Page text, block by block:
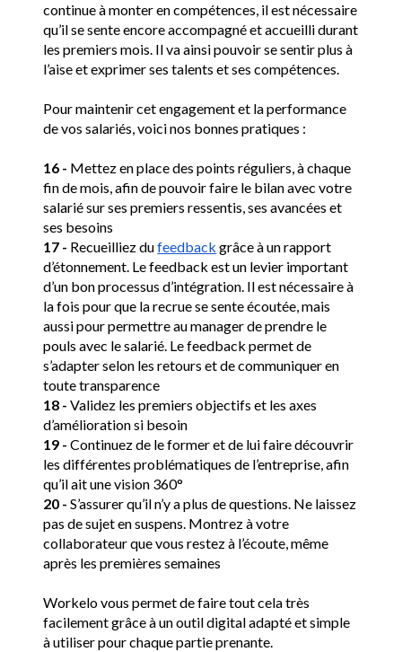
continue à monter en compétences, il est nécessaire
qu’il se sente encore accompagné et accueilli durant
les premiers mois. Il va ainsi pouvoir se sentir plus à
l’aise et exprimer ses talents et ses compétences.
Pour maintenir cet engagement et la performance
de vos salariés, voici nos bonnes pratiques :
16 - Mettez en place des points réguliers, à chaque
fin de mois, afin de pouvoir faire le bilan avec votre
salarié sur ses premiers ressentis, ses avancées et
ses besoins
17 - Recueilliez du feedback grâce à un rapport
d’étonnement. Le feedback est un levier important
d’un bon processus d’intégration. Il est nécessaire à
la fois pour que la recrue se sente écoutée, mais
aussi pour permettre au manager de prendre le
pouls avec le salarié. Le feedback permet de
s’adapter selon les retours et de communiquer en
toute transparence
18 - Validez les premiers objectifs et les axes
d’amélioration si besoin
19 - Continuez de le former et de lui faire découvrir
les différentes problématiques de l’entreprise, afin
qu’il ait une vision 360°
20 - S’assurer qu’il n’y a plus de questions. Ne laissez
pas de sujet en suspens. Montrez à votre
collaborateur que vous restez à l’écoute, même
après les premières semaines
Workelo vous permet de faire tout cela très
facilement grâce à un outil digital adapté et simple
à utiliser pour chaque partie prenante.